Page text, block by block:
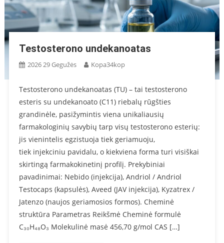
Testosterono undekanoatas
2026 29 Gegužės Kopa34kop
Testosterono undekanoatas (TU) – tai testosterono
esteris su undekanoato (C11) riebalų rūgšties
grandinėle, pasižymintis viena unikaliausių
farmakologinių savybių tarp visų testosterono esterių:
jis vienintelis egzistuoja tiek geriamuoju,
tiek injekciniu pavidalu, o kiekviena forma turi visiškai
skirtingą farmakokinetinį profilį. Prekybiniai
pavadinimai: Nebido (injekcija), Andriol / Andriol
Testocaps (kapsulės), Aveed (JAV injekcija), Kyzatrex /
Jatenzo (naujos geriamosios formos). Cheminė
struktūra Parametras Reikšmė Cheminė formulė
C₃₀H₄₈O₃ Molekulinė masė 456,70 g/mol CAS […]